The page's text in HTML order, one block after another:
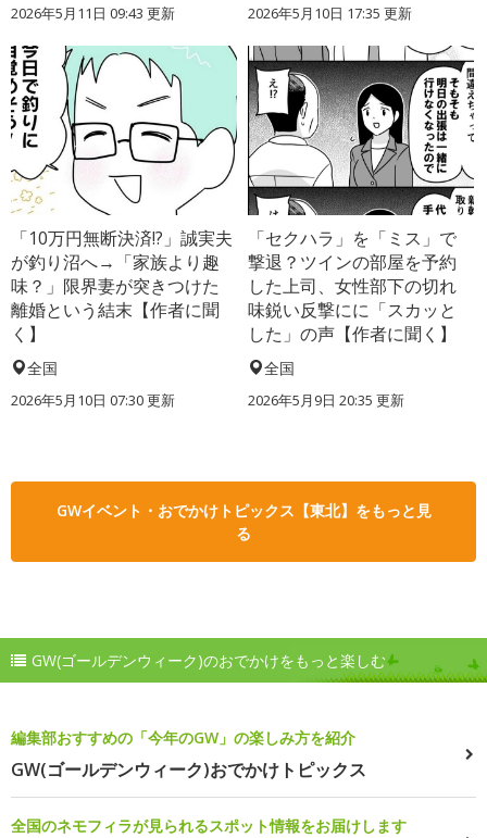
2026年5月11日 09:43 更新 2026年5月10日 17:35 更新
「10万円無断決済!?」誠実夫
が釣り沼へ→「家族より趣
味？」限界妻が突きつけた
離婚という結末【作者に聞
く】
全国
2026年5月10日 07:30 更新
「セクハラ」を「ミス」で
撃退？ツインの部屋を予約
した上司、女性部下の切れ
味鋭い反撃にに「スカッと
した」の声【作者に聞く】
全国
2026年5月9日 20:35 更新
GWイベント・おでかけトピックス【東北】をもっと見
る
GW(ゴールデンウィーク)のおでかけをもっと楽しむ
編集部おすすめの「今年のGW」の楽しみ方を紹介
GW(ゴールデンウィーク)おでかけトピックス
全国のネモフィラが見られるスポット情報をお届けします